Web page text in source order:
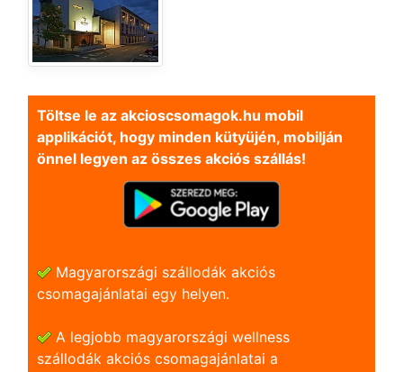
Töltse le az akcioscsomagok.hu mobil
applikációt, hogy minden kütyüjén, mobilján
önnel legyen az összes akciós szállás!
Magyarországi szállodák akciós
csomagajánlatai egy helyen.
A legjobb magyarországi wellness
szállodák akciós csomagajánlatai a